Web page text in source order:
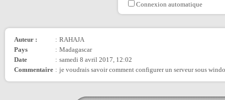
Connexion automatique
Auteur : : RAHAJA
Pays
: Madagascar
Date
: samedi 8 avril 2017, 12:02
Commentaire : je voudrais savoir comment configurer un serveur sous